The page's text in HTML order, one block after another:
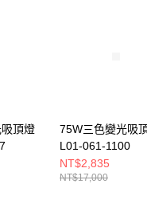
情形，本公司將視審查結果
。若發現惡意使用之情形，
額度並採取法律行動。
頂燈
75W三色變光吸
L01-061-1100
NT$2,835
NT$17,000